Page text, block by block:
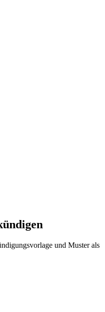
und Muster als